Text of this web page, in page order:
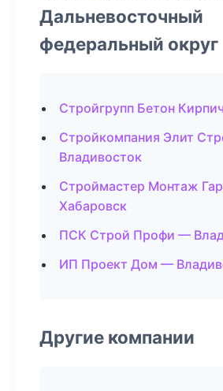
Дальневосточный
федеральный округ
Стройгрупп Бетон
Стройкомпания Элит
Владивосток
Строймастер Монтаж
Хабаровск
ПСК Строй Профи —
ИП Проект Дом —
Другие компании